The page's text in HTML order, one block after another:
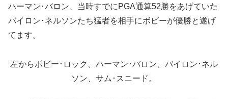
ハーマン･バロン、当時すでにPGA通算52勝をあげていた
バイロン･ネルソンたち猛者を相手にボビーが優勝と遂げ
てます。
左からボビー･ロック、ハーマン･バロン、バイロン･ネル
ソン、サム･スニード。